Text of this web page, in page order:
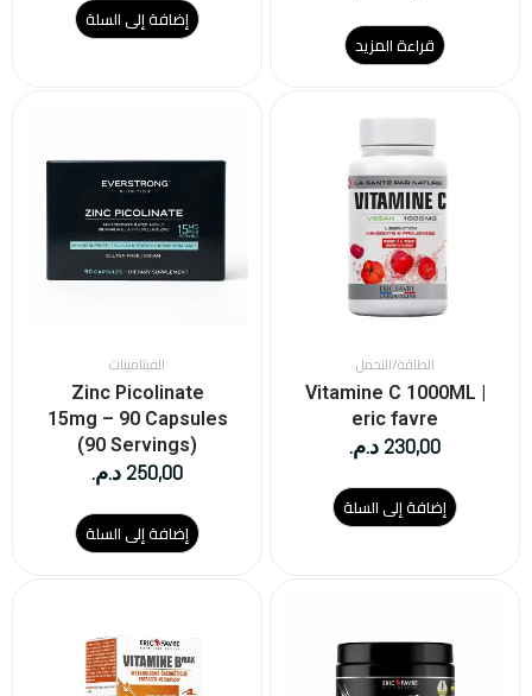
قراءة المزيد
إضافة إلى السلة
الطاقة/التحمل
Vitamine C 1000ML |
eric favre
230,00 د.م.
إضافة إلى السلة
الفيتامينات
Zinc Picolinate
15mg – 90 Capsules
(90 Servings)
250,00 د.م.
إضافة إلى السلة